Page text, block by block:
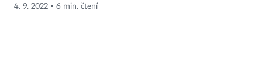
4. 9. 2022 ▪ 6 min. čtení